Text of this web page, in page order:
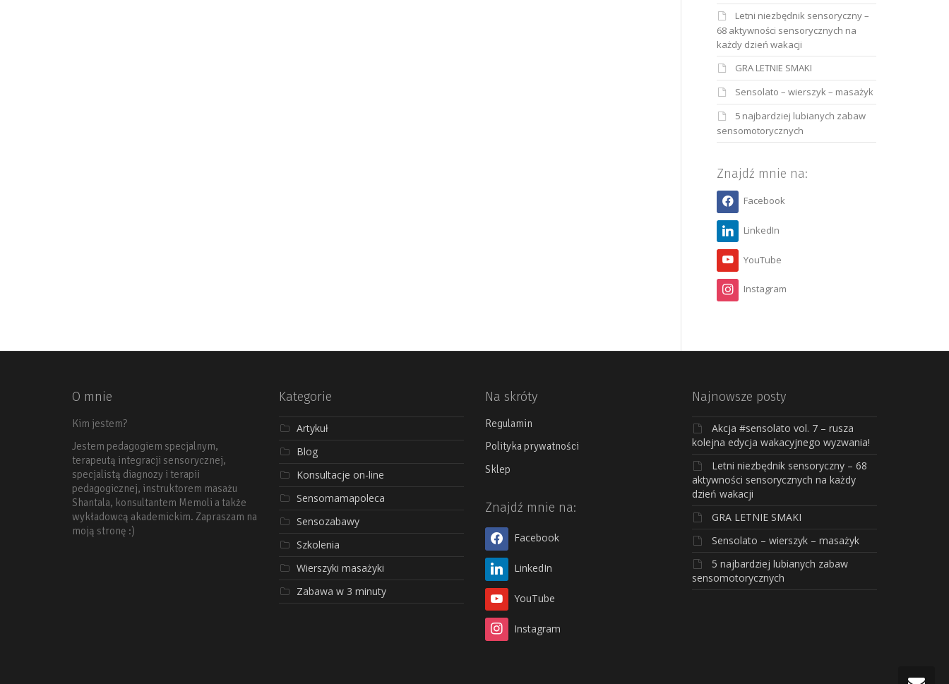
Letni niezbędnik sensoryczny –
68 aktywności sensorycznych na
każdy dzień wakacji
GRA LETNIE SMAKI
Sensolato – wierszyk – masażyk
5 najbardziej lubianych zabaw
sensomotorycznych
Znajdź mnie na:
Facebook
LinkedIn
YouTube
Instagram
O mnie
Kim jestem?
Jestem pedagogiem specjalnym,
terapeutą integracji sensorycznej,
specjalistą diagnozy i terapii
pedagogicznej, instruktorem masażu
Shantala, konsultantem Memoli a także
wykładowcą akademickim. Zapraszam na
moją stronę :)
Kategorie
Artykuł
Blog
Konsultacje on-line
Sensomamapoleca
Sensozabawy
Szkolenia
Wierszyki masażyki
Zabawa w 3 minuty
Na skróty
Regulamin
Polityka prywatności
Sklep
Znajdź mnie na:
Facebook
LinkedIn
YouTube
Instagram
Najnowsze posty
Akcja #sensolato vol. 7 – rusza
kolejna edycja wakacyjnego wyzwania!
Letni niezbędnik sensoryczny – 68
aktywności sensorycznych na każdy
dzień wakacji
GRA LETNIE SMAKI
Sensolato – wierszyk – masażyk
5 najbardziej lubianych zabaw
sensomotorycznych